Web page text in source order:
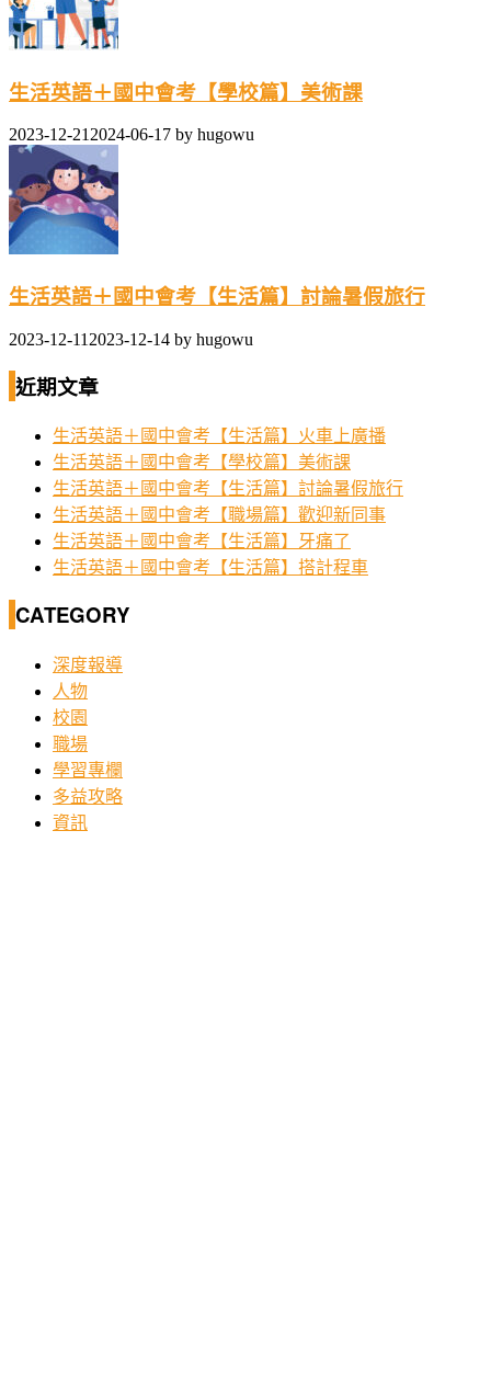
生活英語＋國中會考【學校篇】美術課
2023-12-212024-06-17 by hugowu
生活英語＋國中會考【生活篇】討論暑假旅行
2023-12-11 2023-12-14 by hugowu
近期文章
生活英語＋國中會考【生活篇】火車上廣播
生活英語＋國中會考【學校篇】美術課
生活英語＋國中會考【生活篇】討論暑假旅行
生活英語＋國中會考【職場篇】歡迎新同事
生活英語＋國中會考【生活篇】牙痛了
生活英語＋國中會考【生活篇】搭計程車
CATEGORY
深度報導
人物
校園
職場
學習專欄
多益攻略
資訊